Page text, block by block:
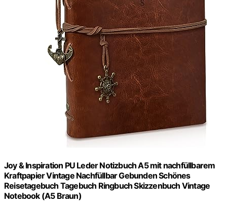
Joy & Inspiration PU Leder Notizbuch A5 mit nachfüllbarem
Kraftpapier Vintage Nachfüllbar Gebunden Schönes
Reisetagebuch Tagebuch Ringbuch Skizzenbuch Vintage
Notebook (A5 Braun)